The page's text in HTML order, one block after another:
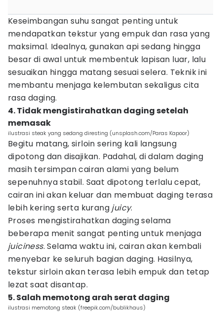
Keseimbangan suhu sangat penting untuk
mendapatkan tekstur yang empuk dan rasa yang
maksimal. Idealnya, gunakan api sedang hingga
besar di awal untuk membentuk lapisan luar, lalu
sesuaikan hingga matang sesuai selera. Teknik ini
membantu menjaga kelembutan sekaligus cita
rasa daging.
4. Tidak mengistirahatkan daging setelah
memasak
ilustrasi steak yang sedang diresting (unsplash.com/Paras Kapoor)
Begitu matang, sirloin sering kali langsung
dipotong dan disajikan. Padahal, di dalam daging
masih tersimpan cairan alami yang belum
sepenuhnya stabil. Saat dipotong terlalu cepat,
cairan ini akan keluar dan membuat daging terasa
lebih kering serta kurang juicy.
Proses mengistirahatkan daging selama
beberapa menit sangat penting untuk menjaga
juiciness. Selama waktu ini, cairan akan kembali
menyebar ke seluruh bagian daging. Hasilnya,
tekstur sirloin akan terasa lebih empuk dan tetap
lezat saat disantap.
5. Salah memotong arah serat daging
ilustrasi memotong steak (freepik.com/bublikhaus)